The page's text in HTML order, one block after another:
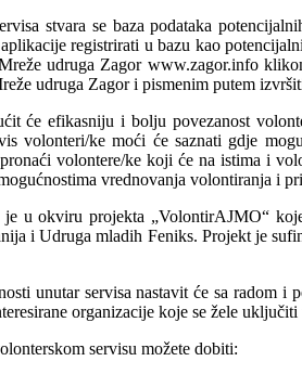
stvara se baza podataka
registrirati u bazu kao
udruga Zagor www.zagor.info
udruga Zagor i pismenim putem
će efikasniju i bolju povezanost
volonteri/ke moći će saznati gdje
volontere/ke koji će na istima i
vrednovanja volontiranja i
je u okviru projekta „VolontirAJMO“
i Udruga mladih Feniks. Projekt je
unutar servisa nastavit će sa radom
organizacije koje se žele
servisu možete dobiti: